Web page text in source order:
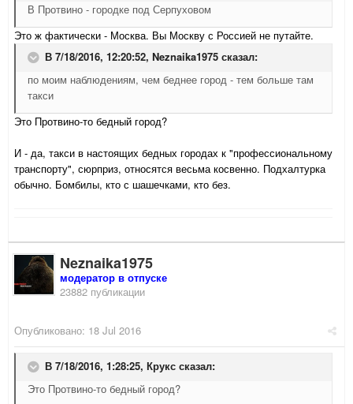
В Протвино - городке под Серпуховом
Это ж фактически - Москва. Вы Москву с Россией не путайте.
В 7/18/2016, 12:20:52, Neznaika1975 сказал:
по моим наблюдениям, чем беднее город - тем больше там
такси
Это Протвино-то бедный город?
И - да, такси в настоящих бедных городах к "профессиональному
транспорту", сюрприз, относятся весьма косвенно. Подхалтурка
обычно. Бомбилы, кто с шашечками, кто без.
Neznaika1975
модератор в отпуске
23882 публикации
Опубликовано: 18 Jul 2016
В 7/18/2016, 1:28:25, Крукс сказал:
Это Протвино-то бедный город?